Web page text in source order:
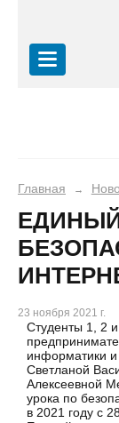
Главная →
23 ноября 2021 г.
Студенты 1, 2
информатики
Светланой
Алексеевной
урока по
в 2021 году с